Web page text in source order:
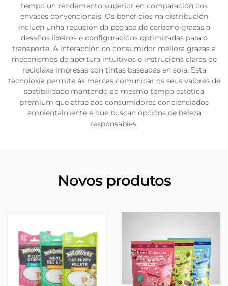
tempo un rendemento superior en comparación cos
envases convencionais. Os beneficios na distribución
inclúen unha redución da pegada de carbono grazas a
deseños lixeiros e configuracións optimizadas para o
transporte. A interacción co consumidor mellora grazas a
mecanismos de apertura intuitivos e instrucións claras de
reciclaxe impresas con tintas baseadas en soia. Esta
tecnoloxía permite ás marcas comunicar os seus valores de
sostibilidade mantendo ao mesmo tempo estética
premium que atrae aos consumidores concienciados
ambientalmente e que buscan opcións de beleza
responsables.
Novos produtos